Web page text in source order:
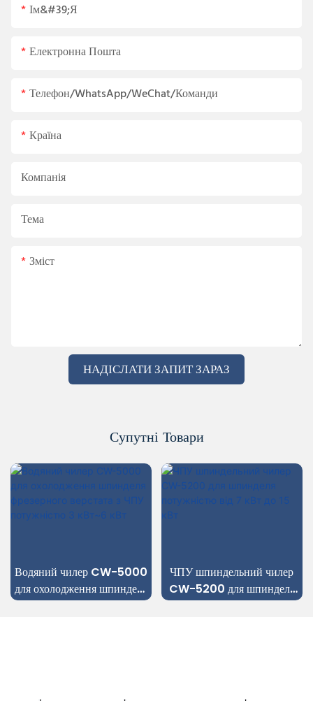
Ім&#39;я
Електронна Пошта
Телефон/WhatsApp/WeChat/Команди
Країна
Компанія
Тема
Зміст
НАДІСЛАТИ ЗАПИТ ЗАРАЗ
Супутні Товари
Водяний чилер CW-5000
для охолодження шпинделя
фрезерного верстата з ЧПУ
ЧПУ шпиндельний чилер
CW-5200 для шпинделя
потужністю від 7 кВт до 15